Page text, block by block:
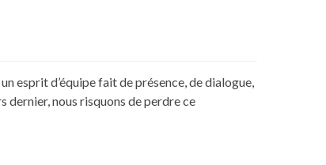
esprit d’équipe fait de présence, de dialogue,
dernier, nous risquons de perdre ce